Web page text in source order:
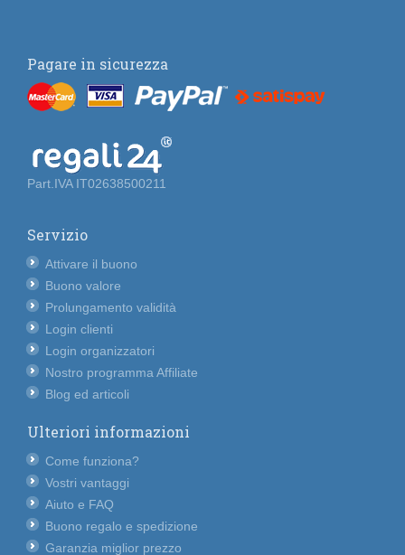
Pagare in sicurezza
Part.IVA IT02638500211
Servizio
Attivare il buono
Buono valore
Prolungamento validità
Login clienti
Login organizzatori
Nostro programma Affiliate
Blog ed articoli
Ulteriori informazioni
Come funziona?
Vostri vantaggi
Aiuto e FAQ
Buono regalo e spedizione
Garanzia miglior prezzo